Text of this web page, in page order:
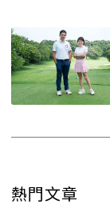
熱門文章